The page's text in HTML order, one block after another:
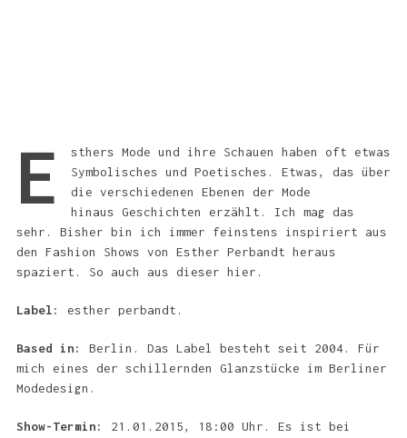
E
sthers Mode und ihre Schauen haben oft etwas
Symbolisches und Poetisches. Etwas, das über
die verschiedenen Ebenen der Mode
hinaus Geschichten erzählt. Ich mag das
sehr. Bisher bin ich immer feinstens inspiriert aus
den Fashion Shows von Esther Perbandt heraus
spaziert. So auch aus dieser hier.
Label: esther perbandt.
Based in: Berlin. Das Label besteht seit 2004. Für
mich eines der schillernden Glanzstücke im Berliner
Modedesign.
Show-Termin:
21.01.2015, 18:00 Uhr. Es ist bei